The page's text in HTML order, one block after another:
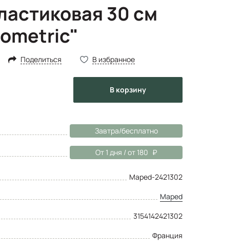
30 см
Поделиться В избранное
в корзину
Завтра/бесплатно
От 1 дня / от 180
Maped-2421302
Maped
3154142421302
Франция